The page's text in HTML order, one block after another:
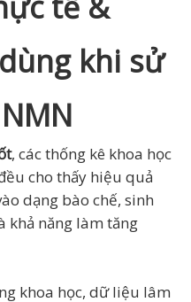
khi sử
, các thống kê khoa học
cho thấy hiệu quả
dạng bào chế, sinh
khả năng làm tăng
khoa học, dữ liệu lâm